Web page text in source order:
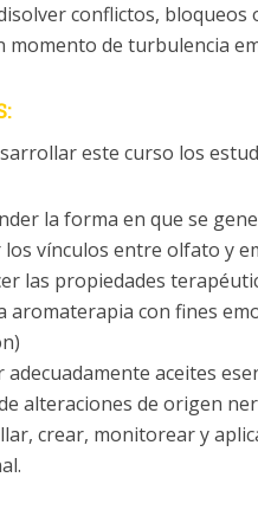
conflictos,
momento de turbulencia
este curso los
la forma en que se
los vínculos entre olfato y
las propiedades
aromaterapia con fines
adecuadamente aceites
alteraciones de origen
crear, monitorear y